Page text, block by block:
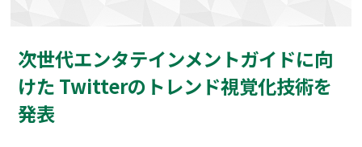
次世代エンタテインメントガイドに向
けた Twitterのトレンド視覚化技術を
発表